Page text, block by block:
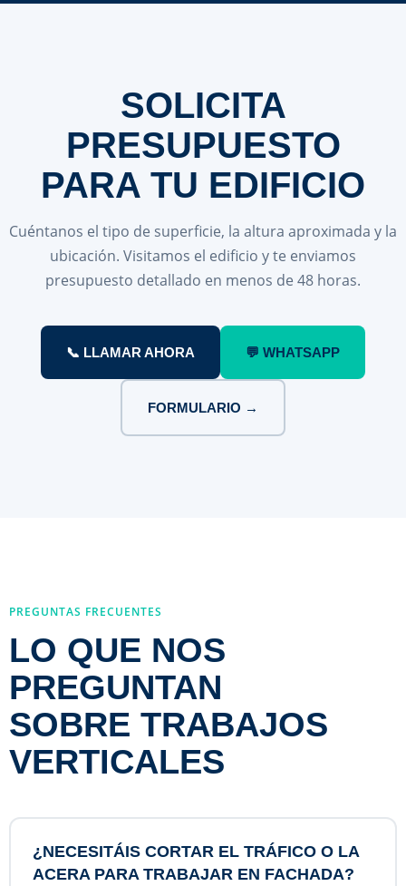
SOLICITA
PRESUPUESTO
PARA TU EDIFICIO
Cuéntanos el tipo de superficie, la altura aproximada y la
ubicación. Visitamos el edificio y te enviamos
presupuesto detallado en menos de 48 horas.
📞 LLAMAR AHORA 💬 WHATSAPP
FORMULARIO →
PREGUNTAS FRECUENTES
LO QUE NOS
PREGUNTAN
SOBRE TRABAJOS
VERTICALES
¿NECESITÁIS CORTAR EL TRÁFICO O LA
ACERA PARA TRABAJAR EN FACHADA?